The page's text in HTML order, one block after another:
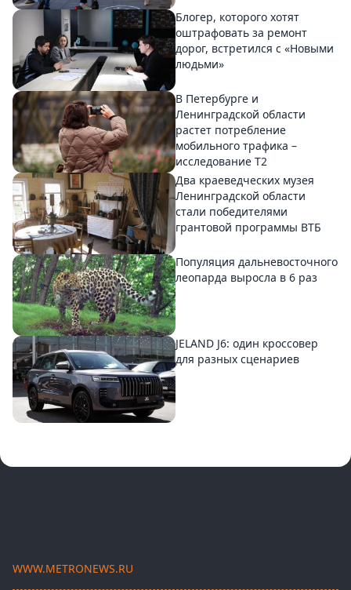
Блогер, которого хотят
оштрафовать за ремонт
дорог, встретился с «Новыми
людьми»
В Петербурге и
Ленинградской области
растет потребление
мобильного трафика –
исследование T2
Два краеведческих музея
Ленинградской области
стали победителями
грантовой программы ВТБ
Популяция дальневосточного
леопарда выросла в 6 раз
JELAND J6: один кроссовер
для разных сценариев
WWW.METRONEWS.RU